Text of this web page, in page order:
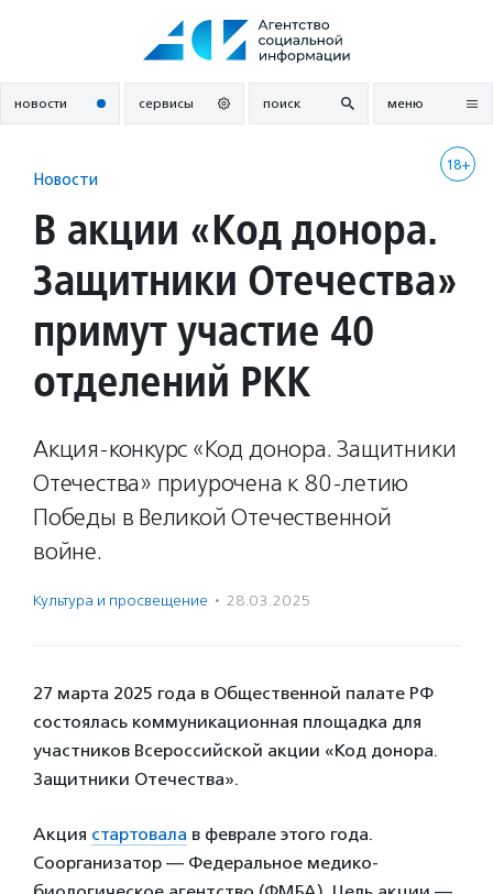
новости сервисы поиск меню
18+
Новости
В акции «Код донора.
Защитники Отечества»
примут участие 40
отделений РКК
Акция-конкурс «Код донора. Защитники
Отечества» приурочена к 80-летию
Победы в Великой Отечественной
войне.
Культура и просвещение · 28.03.2025
27 марта 2025 года в Общественной палате РФ
состоялась коммуникационная площадка для
участников Всероссийской акции «Код донора.
Защитники Отечества».
Акция стартовала в феврале этого года.
Соорганизатор — Федеральное медико-